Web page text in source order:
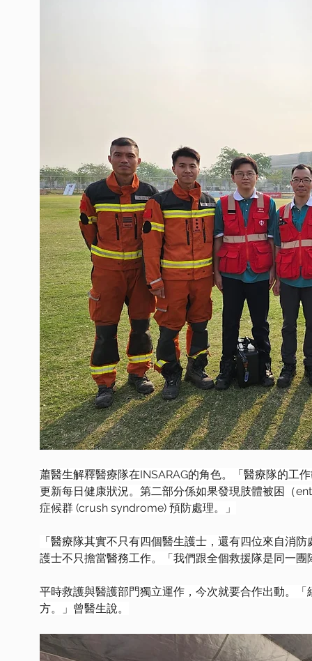
蕭醫生解釋醫療隊在INSARAG的角色。「醫療隊的工
更新每日健康狀況。第二部分係如果發現肢體被困（
症候群 (crush syndrome) 預防處理。」
「醫療隊其實不只有四個醫生護士，還有四位來自消
護士不只擔當醫務工作。「我們跟全個救援隊是同一
平時救護與醫護部門獨立運作，今次就要合作出動。
方。」曾醫生說。